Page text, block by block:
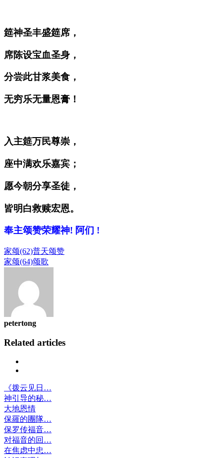
筵神圣丰盛筵席，
席陈设宝血圣身，
分尝此甘浆美食，
无穷乐无量恩膏！
入主筵万民尊崇，
座中满欢乐嘉宾 ；
愿今朝分享圣徒，
皆明白救赎宏恩。
奉主颂赞荣耀神! 阿们 !
家颂(62)普天颂赞
家颂(64)颂歌
petertong
Related articles
《拨云见日…
神引导的秘…
大地恩情
保羅的團隊…
保罗传福音…
对福音的回…
在焦虑中忠…